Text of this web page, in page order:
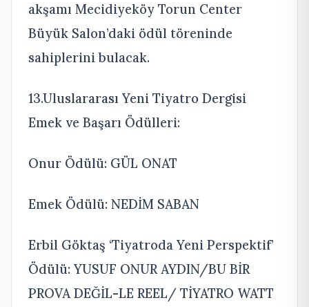
akşamı Mecidiyeköy Torun Center
Büyük Salon’daki ödül töreninde
sahiplerini bulacak.
13.Uluslararası Yeni Tiyatro Dergisi
Emek ve Başarı Ödülleri:
Onur Ödülü: GÜL ONAT
Emek Ödülü: NEDİM SABAN
Erbil Göktaş ‘Tiyatroda Yeni Perspektif’
Ödülü: YUSUF ONUR AYDIN/BU BİR
PROVA DEĞİL-LE REEL/ TİYATRO WATT